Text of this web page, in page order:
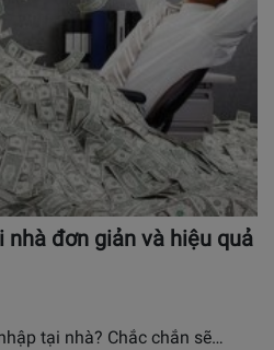
đơn giản và hiệu quả
tại nhà? Chắc chắn sẽ…